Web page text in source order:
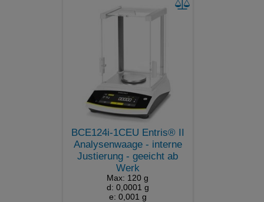
BCE124i-1CEU Entris® II
Analysenwaage - interne
Justierung - geeicht ab
Werk
Max: 120 g
d: 0,0001 g
e: 0,001 g